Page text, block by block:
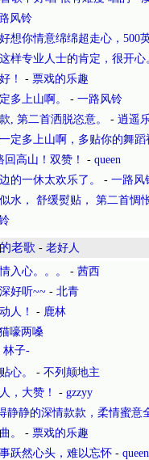
风铃
想你情意绵绵超走心，500
样专业人士的肯定，很开心
！
- 票戏的乐趣
多上山啊。
- 一路风铃
, 第二首洒脱恣意。
- 逍遥
定多上山啊，多贴你的舞蹈
高山！双赞！
- queen
的一休太欢乐了。
- 一路风
水， 舒缓熨贴， 第二首惆
老歌 - 老好人
入心。。。
- 茜西
好听~~ - 北青
人！
- 鹿林
嚎两嗓
林子-
心。
- 不列颠地主
，大赞！
- gzzyy
静静的深情款款，柔情蜜意
。
- 票戏的乐趣
跃然心头，难以忘怀 - queen